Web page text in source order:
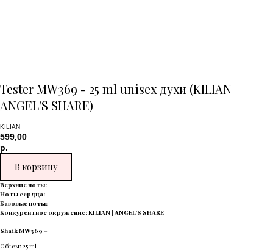
Tester MW369 - 25 ml unisex духи (KILIAN |
ANGEL'S SHARE)
KILIAN
599,00
р.
В корзину
Верхние ноты:
Ноты сердца:
Базовые ноты:
Конкурентное окружение: KILIAN | ANGEL'S SHARE
Shaik MW369 –
Объем: 25 ml